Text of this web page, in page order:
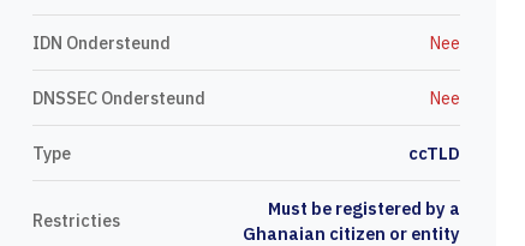
IDN Ondersteund Nee
DNSSEC Ondersteund Nee
Type ccTLD
Restricties
Must be registered by a
Ghanaian citizen or entity